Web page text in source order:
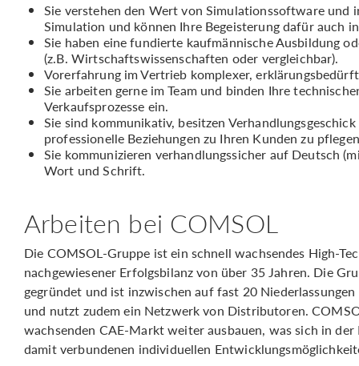
Sie verstehen den Wert von Simulationssoftware
Simulation und können Ihre Begeisterung dafür auch
Sie haben eine fundierte kaufmännische Ausbildung
(z.B. Wirtschaftswissenschaften oder vergleichbar).
Vorerfahrung im Vertrieb komplexer,
Sie arbeiten gerne im Team und binden Ihre
Verkaufsprozesse ein.
Sie sind kommunikativ, besitzen
professionelle Beziehungen zu Ihren Kunden zu
Sie kommunizieren verhandlungssicher auf Deutsch
Wort und Schrift.
Arbeiten bei COMSOL
Die COMSOL-Gruppe ist ein schnell wachsendes High-
nachgewiesener Erfolgsbilanz von über 35 Jahren. Die
gegründet und ist inzwischen auf fast 20
und nutzt zudem ein Netzwerk von Distributoren.
wachsenden CAE-Markt weiter ausbauen, was sich in
damit verbundenen individuellen